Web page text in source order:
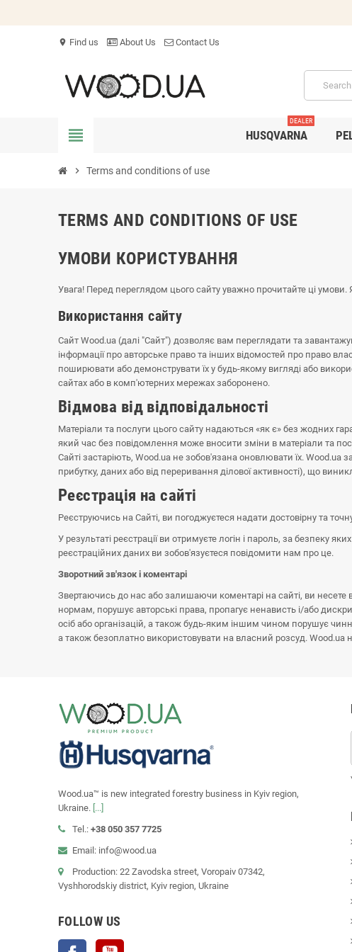
location_on Find us About Us Contact Us
view_headline HUSQVARNA
DEALER
chevron_right Terms and conditions of use
TERMS AND CONDITIONS OF USE
УМОВИ КОРИCТУВАННЯ
Увага! Перед переглядом цього сайту уважно прочитайте ці
Використання сайту
Сайт Wood.ua (далі "Сайт") дозволяє вам переглядати та
інформації про авторське право та інших відомостей про право
поширювати або демонструвати їх у будь-якому вигляді або
сайтах або в комп'ютерних мережах заборонено.
Відмова від відповідальності
Матеріали та послуги цього сайту надаються «як є» без жодних
який час без повідомлення може вносити зміни в матеріали та
Сайті застаріють, Wood.ua не зобов'язана оновлювати їх.
прибутку, даних або від переривання ділової активності), що
Реєстрація на сайті
Реєструючись на Сайті, ви погоджуєтеся надати достовірну та
У результаті реєстрації ви отримуєте логін і пароль, за безпеку
реєстраційних даних ви зобов'язуєтеся повідомити нам про це.
Зворотний зв'язок і коментарі
Звертаючись до нас або залишаючи коментарі на сайті, ви
нормам, порушує авторські права, пропагує ненависть і/або
осіб або організацій, а також будь-яким іншим чином порушує
а також безоплатно використовувати на власний розсуд. Wood.ua
Wood.ua™ is new integrated forestry business in Kyiv region,
Ukraine. [...]
Tel.: +38 050 357 7725
Email: info@wood.ua
Production: 22 Zavodska street, Voropaiv 07342,
Vyshhorodskiy district, Kyiv region, Ukraine
FOLLOW US
Facebook